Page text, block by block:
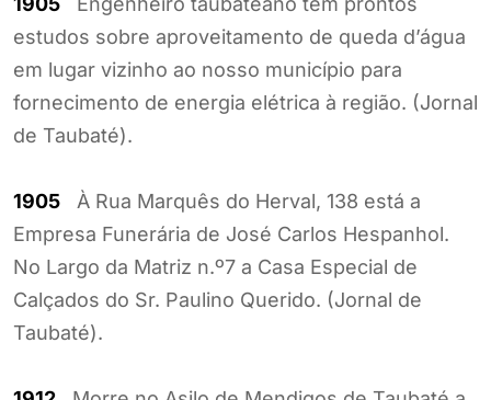
estudos sobre aproveitamento de queda d’água
em lugar vizinho ao nosso município para
fornecimento de energia elétrica à região. (Jornal
de Taubaté).
1905 À Rua Marquês do Herval, 138 está a
Empresa Funerária de José Carlos Hespanhol.
No Largo da Matriz n.º7 a Casa Especial de
Calçados do Sr. Paulino Querido. (Jornal de
Taubaté).